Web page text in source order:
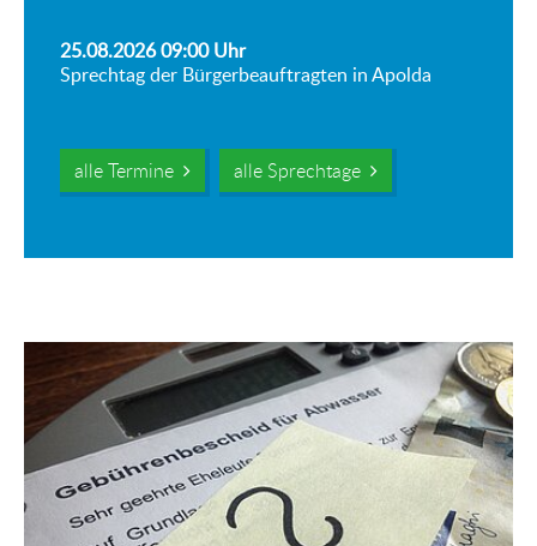
25.08.2026 09:00Uhr
Sprechtag der Bürgerbeauftragten in Apolda
alle Termine alle Sprechtage